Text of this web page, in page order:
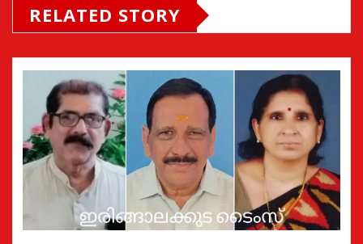
RELATED STORY